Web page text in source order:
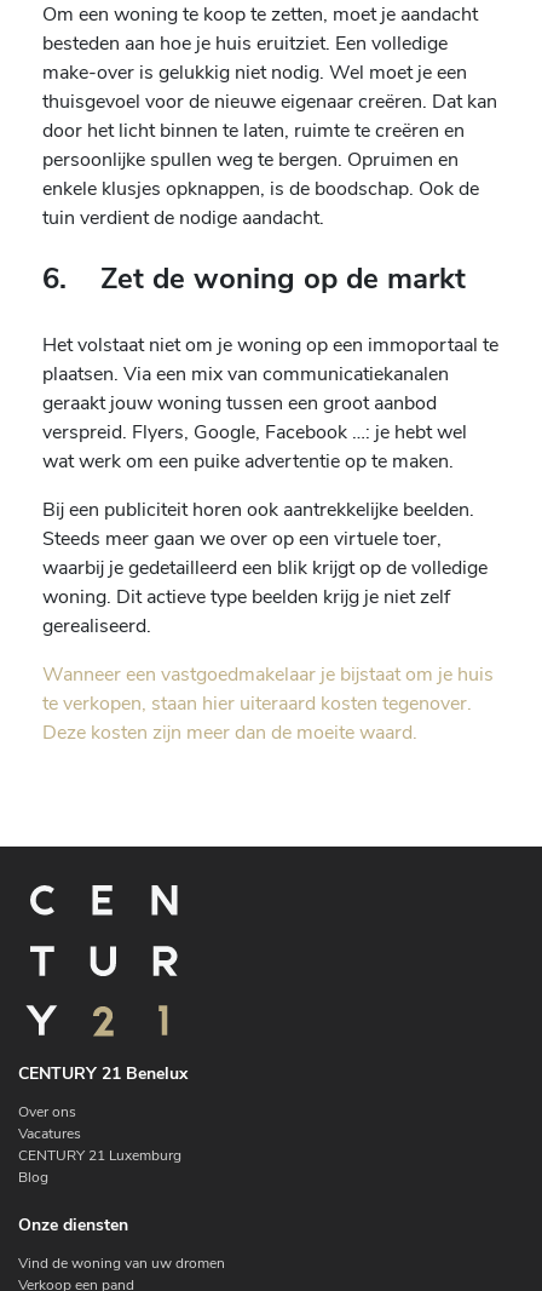
Om een woning te koop te zetten, moet je aandacht
besteden aan hoe je huis eruitziet. Een volledige
make-over is gelukkig niet nodig. Wel moet je een
thuisgevoel voor de nieuwe eigenaar creëren. Dat kan
door het licht binnen te laten, ruimte te creëren en
persoonlijke spullen weg te bergen. Opruimen en
enkele klusjes opknappen, is de boodschap. Ook de
tuin verdient de nodige aandacht.
6. Zet de woning op de markt
Het volstaat niet om je woning op een immoportaal te
plaatsen. Via een mix van communicatiekanalen
geraakt jouw woning tussen een groot aanbod
verspreid. Flyers, Google, Facebook …: je hebt wel
wat werk om een puike advertentie op te maken.
Bij een publiciteit horen ook aantrekkelijke beelden.
Steeds meer gaan we over op een virtuele toer,
waarbij je gedetailleerd een blik krijgt op de volledige
woning. Dit actieve type beelden krijg je niet zelf
gerealiseerd.
Wanneer een vastgoedmakelaar je bijstaat om je huis
te verkopen, staan hier uiteraard kosten tegenover.
Deze kosten zijn meer dan de moeite waard.
CENTURY 21 Benelux
Over ons
Vacatures
CENTURY 21 Luxemburg
Blog
Onze diensten
Vind de woning van uw dromen
Verkoop een pand